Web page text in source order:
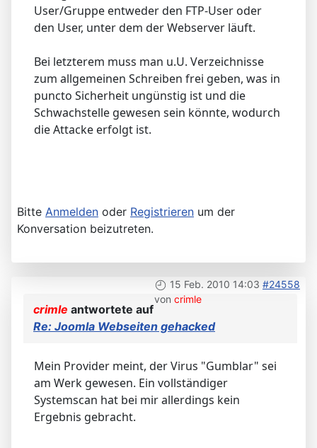
User/Gruppe entweder den FTP-User oder
den User, unter dem der Webserver läuft.
Bei letzterem muss man u.U. Verzeichnisse
zum allgemeinen Schreiben frei geben, was in
puncto Sicherheit ungünstig ist und die
Schwachstelle gewesen sein könnte, wodurch
die Attacke erfolgt ist.
Bitte Anmelden oder Registrieren um der
Konversation beizutreten.
15 Feb. 2010 14:03 #24558
von crimle
crimle antwortete auf
Re: Joomla Webseiten gehacked
Mein Provider meint, der Virus "Gumblar" sei
am Werk gewesen. Ein vollständiger
Systemscan hat bei mir allerdings kein
Ergebnis gebracht.